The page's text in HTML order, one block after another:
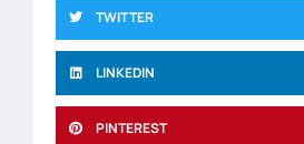
TWITTER
LINKEDIN
PINTEREST